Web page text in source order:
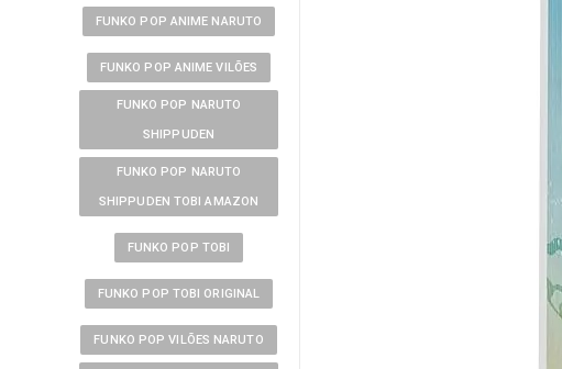
FUNKO POP ANIME NARUTO
FUNKO POP ANIME VILÕES
FUNKO POP NARUTO
SHIPPUDEN
FUNKO POP NARUTO
SHIPPUDEN TOBI AMAZON
FUNKO POP TOBI
FUNKO POP TOBI ORIGINAL
FUNKO POP VILÕES NARUTO